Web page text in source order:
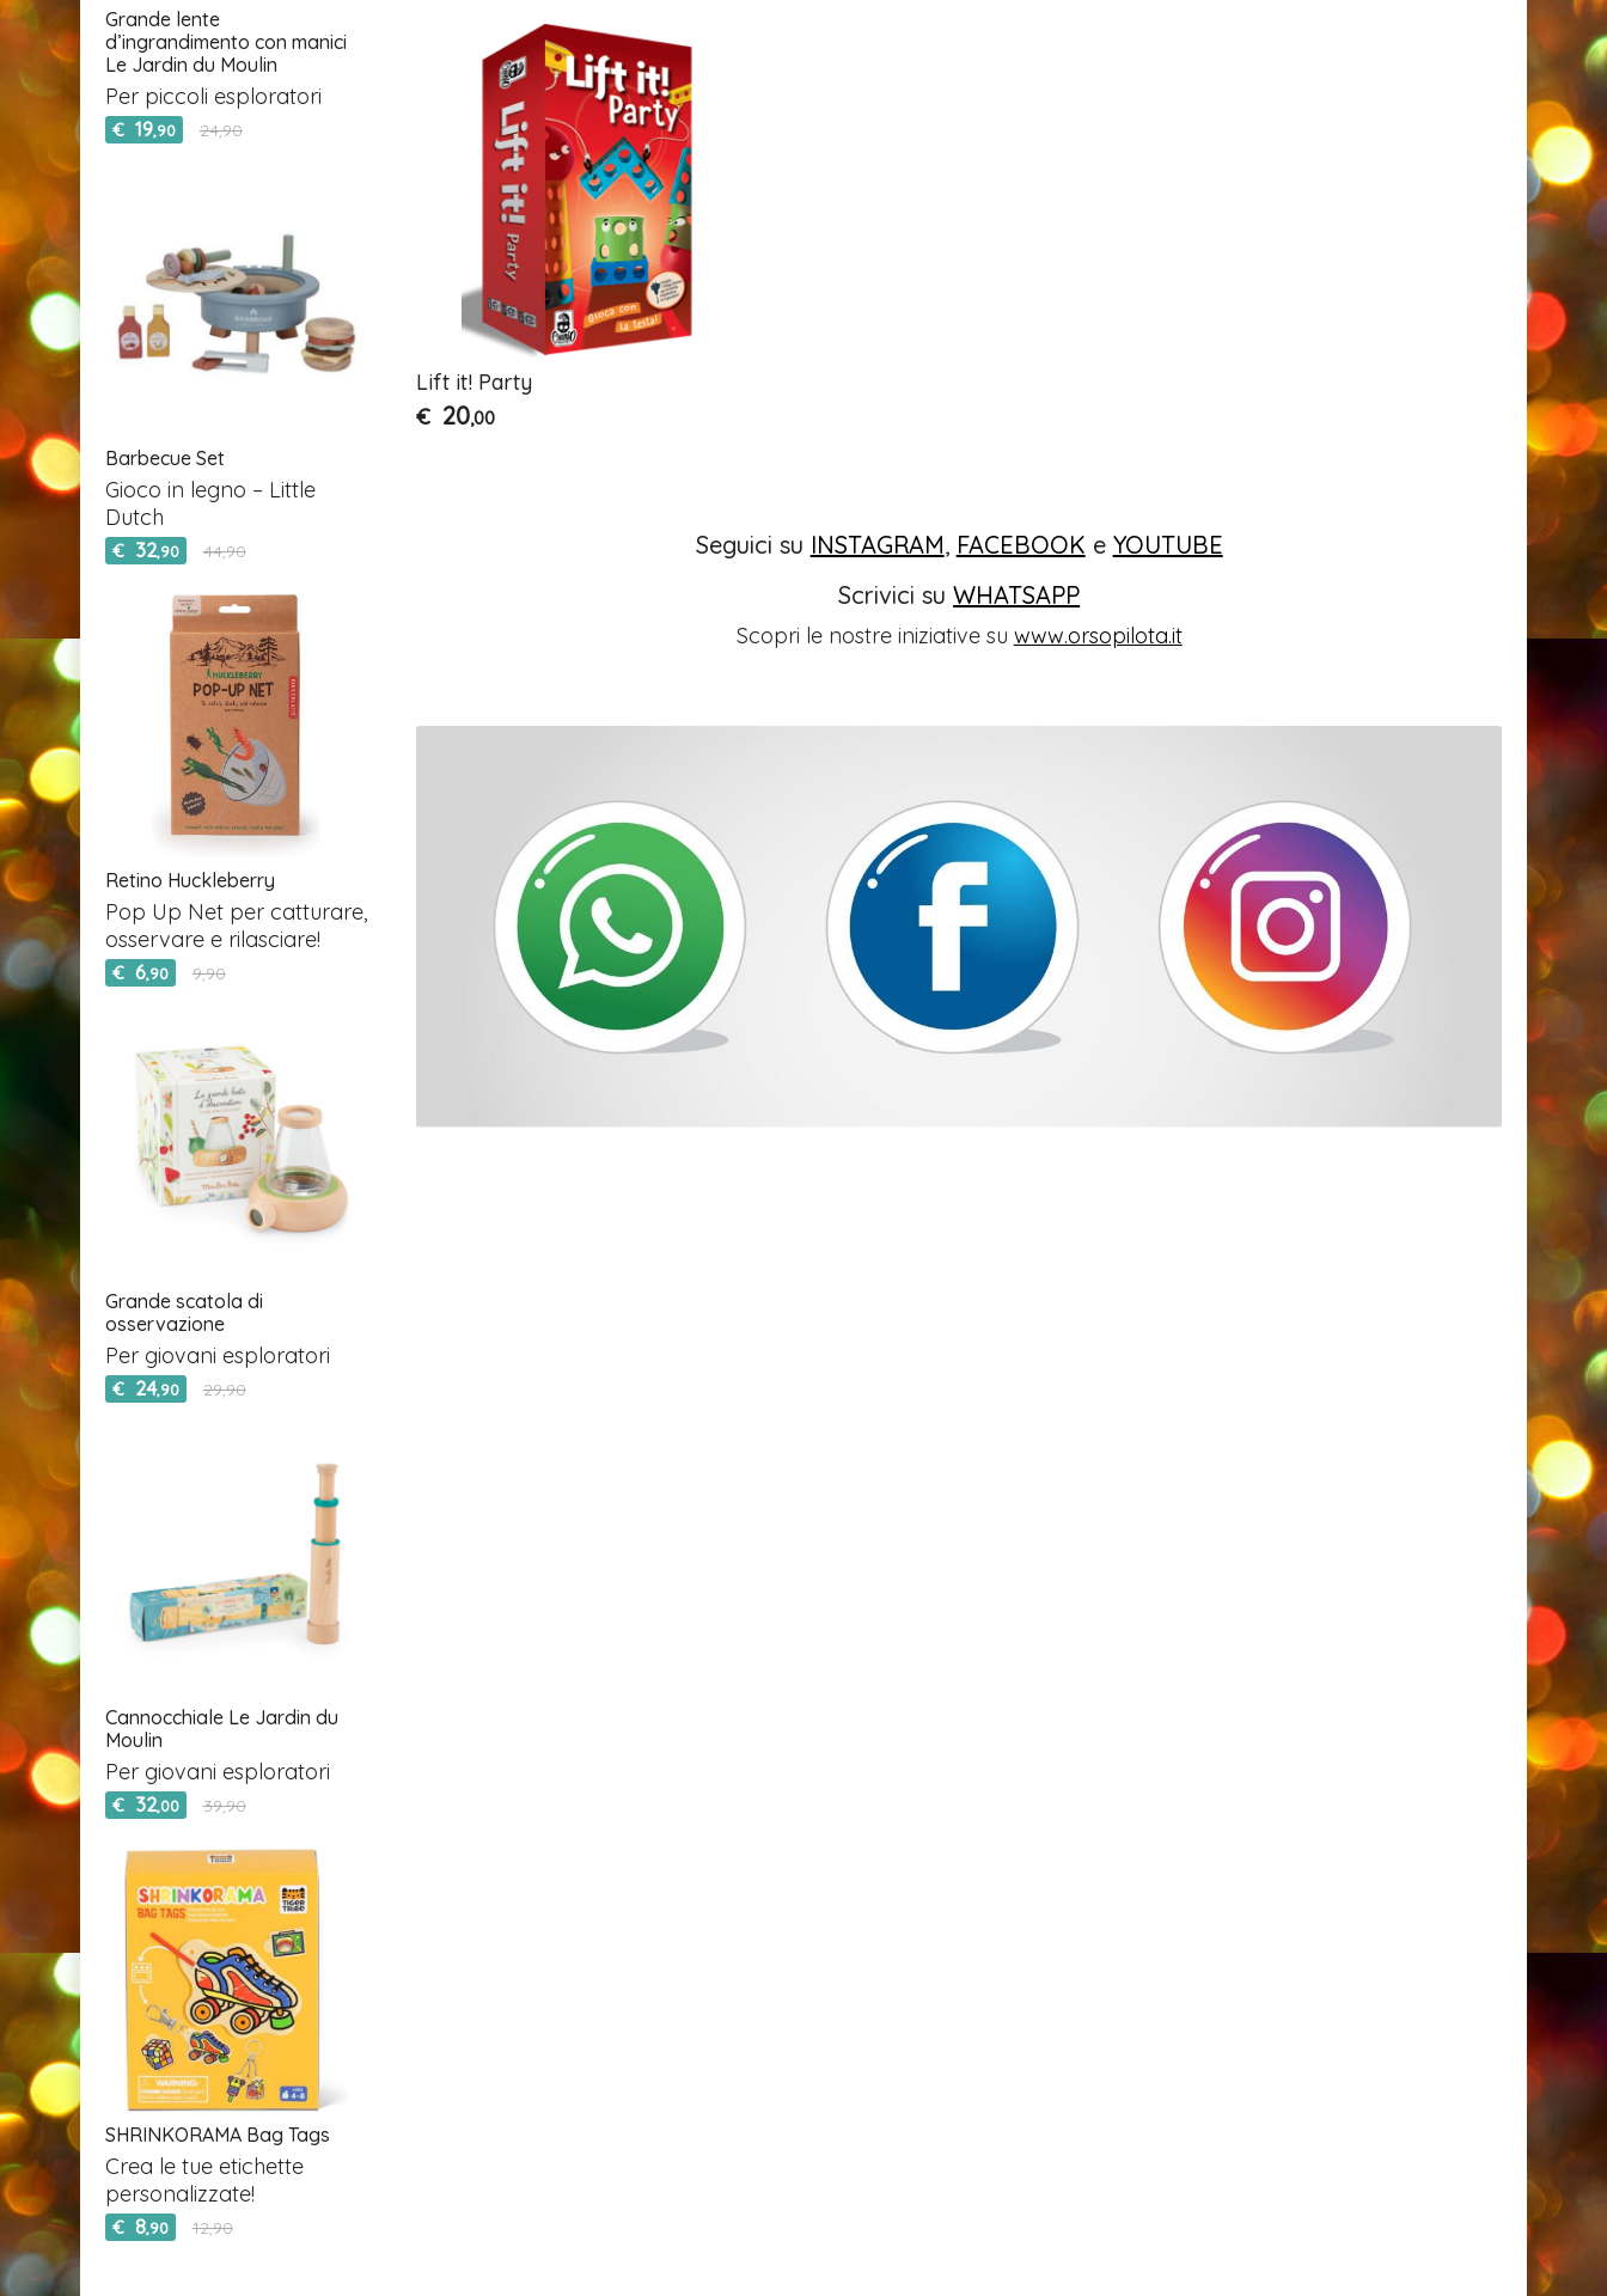
Lift it! Party
€ 20,00
Seguici su INSTAGRAM, FACEBOOK e YOUTUBE
Scrivici suWHATSAPP
Scopri le nostre iniziative su www.orsopilota.it
Grande lente
d’ingrandimento con manici
Le Jardin du Moulin
Per piccoli esploratori
€ 19,90 24,90
Barbecue Set
Gioco in legno – Little
Dutch
€ 32,90 44,90
Retino Huckleberry
Pop Up Net per catturare,
osservare e rilasciare!
€ 6,90 9,90
Grande scatola di
osservazione
Per giovani esploratori
€ 24,90 29,90
Cannocchiale Le Jardin du
Moulin
Per giovani esploratori
€ 32,00 39,90
SHRINKORAMA Bag Tags
Crea le tue etichette
personalizzate!
€ 8,90 12,90